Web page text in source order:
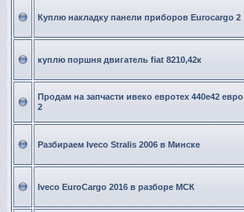
Куплю накладку панели приборов Eurocargo 2
куплю поршня двигатель fiat 8210,42к
Продам на запчасти ивеко евротех 440е42 евро
2
Разбираем Iveco Stralis 2006 в Минске
Iveco EuroCargo 2016 в разборе МСК